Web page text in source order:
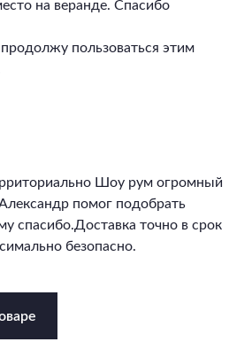
на веранде. Спасибо
пользоваться этим
Шоу рум огромный
помог подобрать
спасибо.Доставка точно в срок
безопасно.